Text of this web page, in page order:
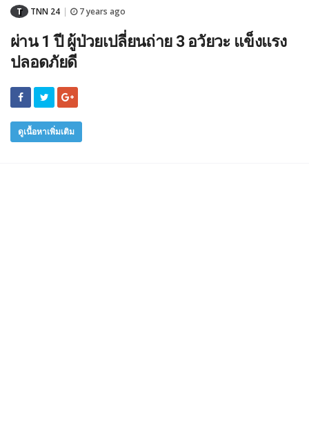
T TNN 24 7 years ago
ผ่าน 1 ปี ผู้ป่วยเปลี่ยนถ่าย 3 อวัยวะ แข็งแรง
ปลอดภัยดี
ดูเนื้อหาเพิ่มเติม